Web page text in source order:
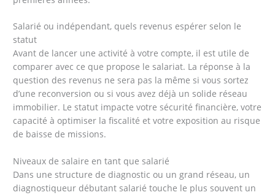
Salarié ou indépendant, quels revenus espérer selon le
statut
Avant de lancer une activité à votre compte, il est utile de
comparer avec ce que propose le salariat. La réponse à la
question des revenus ne sera pas la même si vous sortez
d’une reconversion ou si vous avez déjà un solide réseau
immobilier. Le statut impacte votre sécurité financière, votre
capacité à optimiser la fiscalité et votre exposition au risque
de baisse de missions.
Niveaux de salaire en tant que salarié
Dans une structure de diagnostic ou un grand réseau, un
diagnostiqueur débutant salarié touche le plus souvent un